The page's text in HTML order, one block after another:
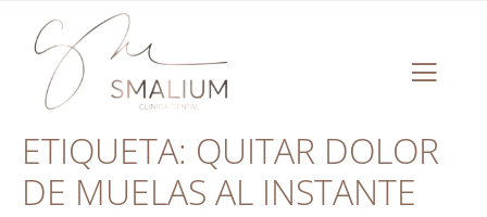
ETIQUETA: QUITAR DOLOR
DE MUELAS AL INSTANTE